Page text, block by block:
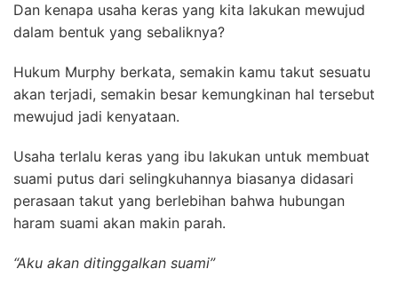
Dan kenapa usaha keras yang kita lakukan mewujud
dalam bentuk yang sebaliknya?
Hukum Murphy berkata, semakin kamu takut sesuatu
akan terjadi, semakin besar kemungkinan hal tersebut
mewujud jadi kenyataan.
Usaha terlalu keras yang ibu lakukan untuk membuat
suami putus dari selingkuhannya biasanya didasari
perasaan takut yang berlebihan bahwa hubungan
haram suami akan makin parah.
“Aku akan ditinggalkan suami”